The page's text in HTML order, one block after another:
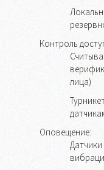
Контроль
лица)
Оповещение:
Датчики